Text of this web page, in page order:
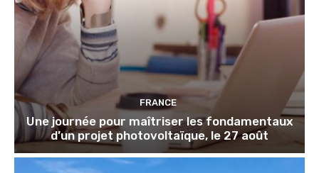
FRANCE
Une journée pour maîtriser les fondamentaux
d’un projet photovoltaïque, le 27 août